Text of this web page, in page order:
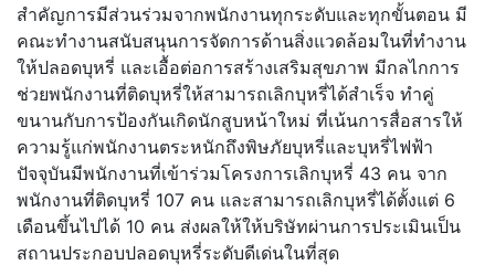
สำคัญการมีส่วนร่วมจากพนักงานทุกระดับและทุกขั้นตอน มี
คณะทำงานสนับสนุนการจัดการด้านสิ่งแวดล้อมในที่ทำงาน
ให้ปลอดบุหรี่ และเอื้อต่อการสร้างเสริมสุขภาพ มีกลไกการ
ช่วยพนักงานที่ติดบุหรี่ให้สามารถเลิกบุหรี่ได้สำเร็จ ทำคู่
ขนานกับการป้องกันเกิดนักสูบหน้าใหม่ ที่เน้นการสื่อสารให้
ความรู้แก่พนักงานตระหนักถึงพิษภัยบุหรี่และบุหรี่ไฟฟ้า
ปัจจุบันมีพนักงานที่เข้าร่วมโครงการเลิกบุหรี่ 43 คน จาก
พนักงานที่ติดบุหรี่ 107 คน และสามารถเลิกบุหรี่ได้ตั้งแต่ 6
เดือนขึ้นไปได้ 10 คน ส่งผลให้ให้บริษัทผ่านการประเมินเป็น
สถานประกอบปลอดบุหรี่ระดับดีเด่นในที่สุด